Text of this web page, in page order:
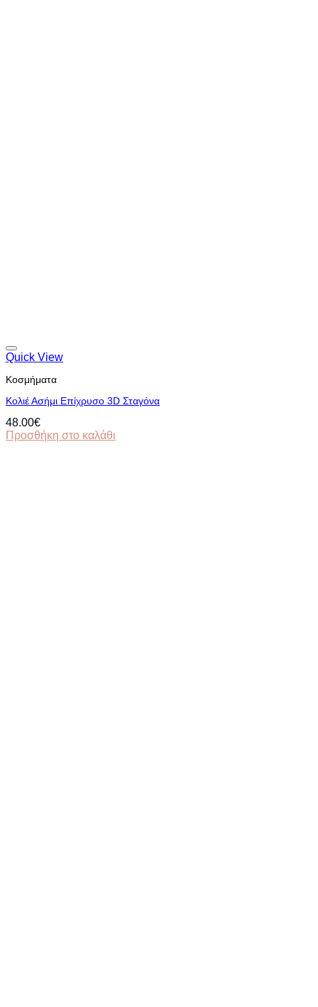
Quick View
Κοσμήματα
Κολιέ Ασήμι Επίχρυσο 3D Σταγόνα
48.00€
Προσθήκη στο καλάθι